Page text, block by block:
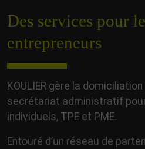
Des services pour
entrepreneurs
KOULIER gère la
secrétariat administratif
individuels, TPE et PME.
Entouré d’un réseau de